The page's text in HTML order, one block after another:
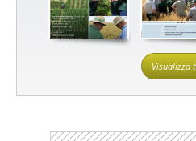
Visualizza